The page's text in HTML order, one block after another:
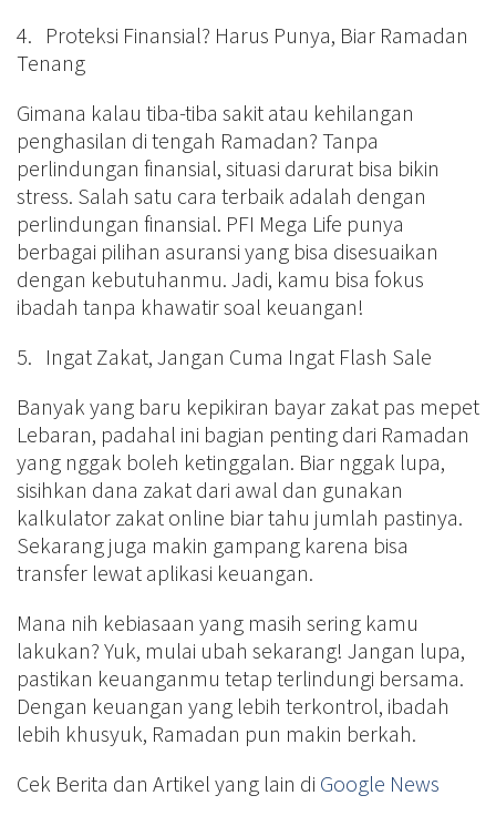
4. Proteksi Finansial? Harus Punya, Biar Ramadan
Tenang
Gimana kalau tiba-tiba sakit atau kehilangan
penghasilan di tengah Ramadan? Tanpa
perlindungan finansial, situasi darurat bisa bikin
stress. Salah satu cara terbaik adalah dengan
perlindungan finansial. PFI Mega Life punya
berbagai pilihan asuransi yang bisa disesuaikan
dengan kebutuhanmu. Jadi, kamu bisa fokus
ibadah tanpa khawatir soal keuangan!
5. Ingat Zakat, Jangan Cuma Ingat Flash Sale
Banyak yang baru kepikiran bayar zakat pas mepet
Lebaran, padahal ini bagian penting dari Ramadan
yang nggak boleh ketinggalan. Biar nggak lupa,
sisihkan dana zakat dari awal dan gunakan
kalkulator zakat online biar tahu jumlah pastinya.
Sekarang juga makin gampang karena bisa
transfer lewat aplikasi keuangan.
Mana nih kebiasaan yang masih sering kamu
lakukan? Yuk, mulai ubah sekarang! Jangan lupa,
pastikan keuanganmu tetap terlindungi bersama.
Dengan keuangan yang lebih terkontrol, ibadah
lebih khusyuk, Ramadan pun makin berkah.
Cek Berita dan Artikel yang lain di Google News